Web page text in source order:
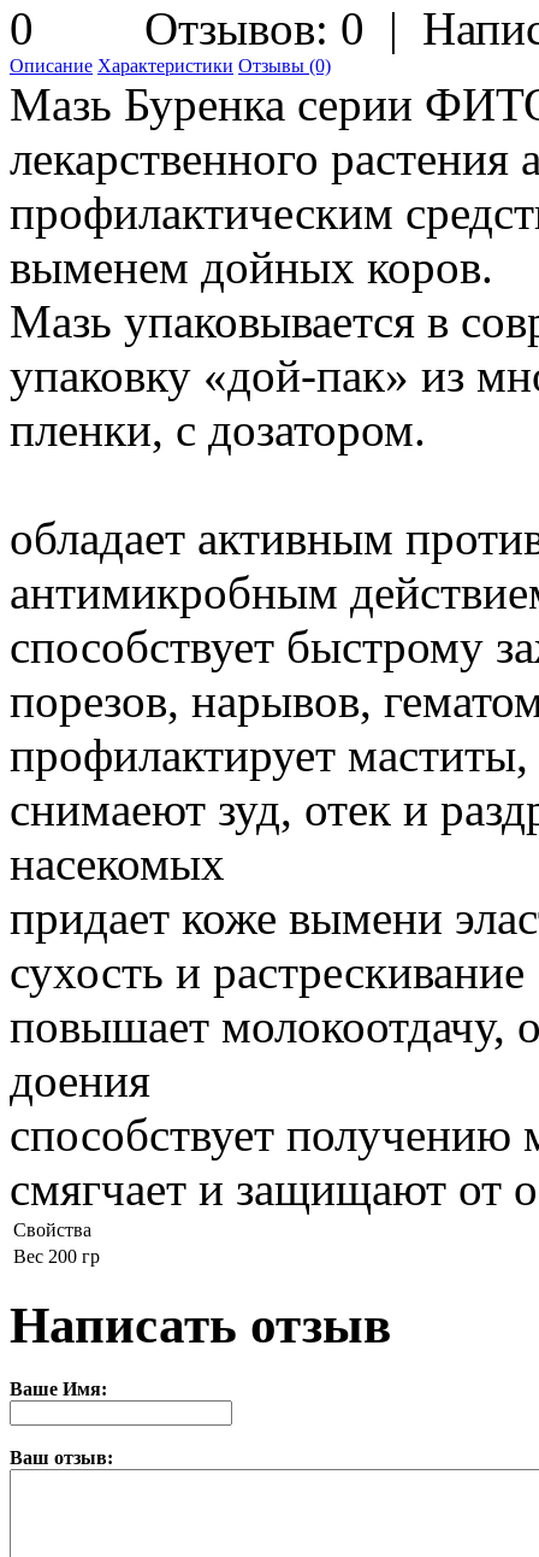
Отзывов: 0 |
Описание Характеристики Отзывы (0)
Мазь Буренка серии
лекарственного растения
профилактическим
выменем дойных коров.
Мазь упаковывается в
упаковку «дой-пак» из
пленки, с дозатором.
обладает активным
антимикробным
способствует быстрому
порезов, нарывов,
профилактирует
снимаеют зуд, отек и
насекомых
придает коже вымени
сухость и растрескивание
повышает молокоотдачу,
доения
способствует получению
смягчает и защищают от
Свойства
Вес 200 гр
Написать отзыв
Ваше Имя:
Ваш отзыв: